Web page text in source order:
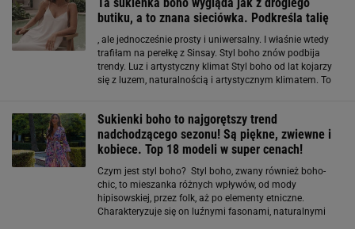
butiku, a to znana sieciówka. Podkreśla talię
, ale jednocześnie prosty i uniwersalny. I właśnie wtedy
trafiłam na perełkę z Sinsay. Styl boho znów podbija
trendy. Luz i artystyczny klimat Styl boho od lat kojarzy
się z luzem, naturalnością i artystycznym klimatem. To
Sukienki boho to najgorętszy trend
nadchodzącego sezonu! Są piękne, zwiewne i
kobiece. Top 18 modeli w super cenach!
Czym jest styl boho? Styl boho, zwany również boho-
chic, to mieszanka różnych wpływów, od mody
hipisowskiej, przez folk, aż po elementy etniczne.
Charakteryzuje się on luźnymi fasonami, naturalnymi